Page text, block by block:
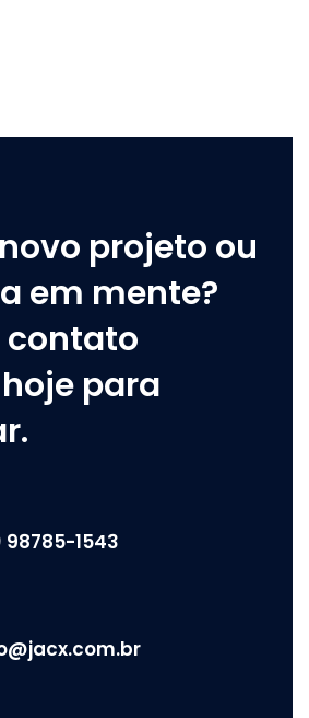
projeto ou
em mente?
contato
para
98785-1543